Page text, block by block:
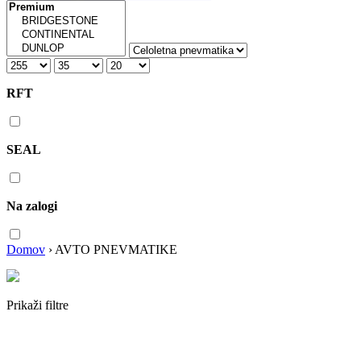
RFT
SEAL
Na zalogi
Domov › AVTO PNEVMATIKE
Prikaži filtre